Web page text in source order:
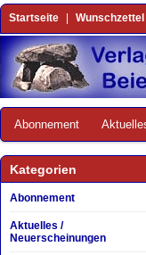
Startseite Wunschzettel
Abonnement
Kategorien
Abonnement
Aktuelles /
Neuerscheinungen